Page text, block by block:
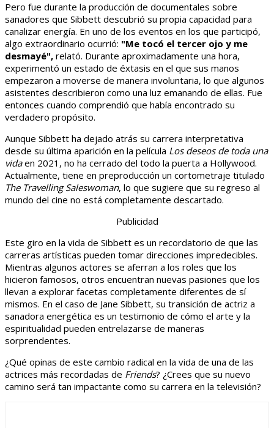
Pero fue durante la producción de documentales sobre
sanadores que Sibbett descubrió su propia capacidad para
canalizar energía. En uno de los eventos en los que participó,
algo extraordinario ocurrió: "Me tocó el tercer ojo y me
desmayé", relató. Durante aproximadamente una hora,
experimentó un estado de éxtasis en el que sus manos
empezaron a moverse de manera involuntaria, lo que algunos
asistentes describieron como una luz emanando de ellas. Fue
entonces cuando comprendió que había encontrado su
verdadero propósito.
Aunque Sibbett ha dejado atrás su carrera interpretativa
desde su última aparición en la película Los deseos de toda una
vidaen 2021, no ha cerrado del todo la puerta a Hollywood.
Actualmente, tiene en preproducción un cortometraje titulado
The Travelling Saleswoman, lo que sugiere que su regreso al
mundo del cine no está completamente descartado.
Publicidad
Este giro en la vida de Sibbett es un recordatorio de que las
carreras artísticas pueden tomar direcciones impredecibles.
Mientras algunos actores se aferran a los roles que los
hicieron famosos, otros encuentran nuevas pasiones que los
llevan a explorar facetas completamente diferentes de sí
mismos. En el caso de Jane Sibbett, su transición de actriz a
sanadora energética es un testimonio de cómo el arte y la
espiritualidad pueden entrelazarse de maneras
sorprendentes.
¿Qué opinas de este cambio radical en la vida de una de las
actrices más recordadas de Friends? ¿Crees que su nuevo
camino será tan impactante como su carrera en la televisión?